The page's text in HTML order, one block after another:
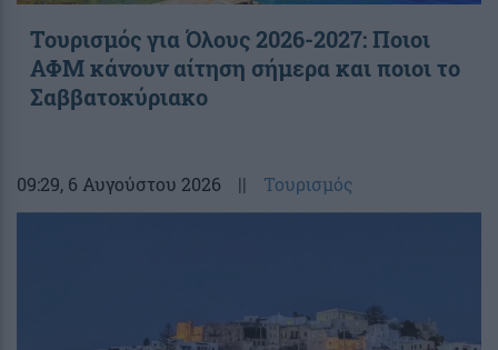
Τουρισμός για Όλους 2026-2027: Ποιοι
ΑΦΜ κάνουν αίτηση σήμερα και ποιοι το
Σαββατοκύριακο
09:29, 6 Αυγούστου 2026 || Τουρισμός